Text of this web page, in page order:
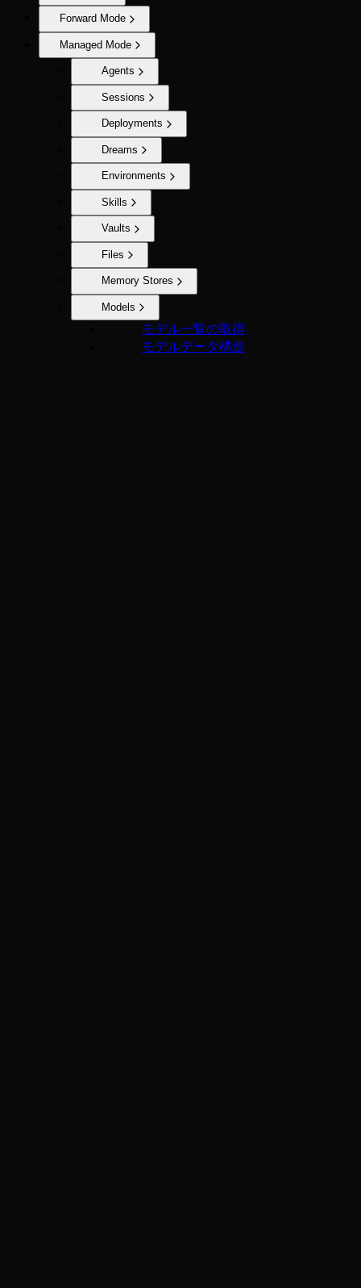
Forward Mode
Managed Mode
Agents
Sessions
Deployments
Dreams
Environments
Skills
Vaults
Files
Memory Stores
Models
モデル一覧の取得
モデルデータ構造